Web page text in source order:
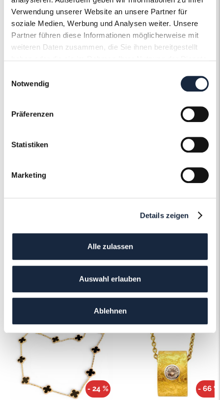
Verwendung unserer Website an unsere Partner für
soziale Medien, Werbung und Analysen weiter. Unsere
Partner führen diese Informationen möglicherweise mit
weiteren Daten zusammen, die Sie ihnen bereitgestellt
Notwendig
Präferenzen
Statistiken
Marketing
Details zeigen
Alle zulassen
Auswahl erlauben
Ablehnen
SI2
Edelsteinfarbe Diamant
Artikelnummer 57253
Schmuckervice
Erfahren Sie mehr über unseren
Das könnte Ihnen auch gefallen!
- 24 % - 66 %